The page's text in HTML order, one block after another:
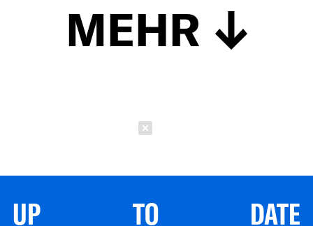
MEHR
UP TO DATE